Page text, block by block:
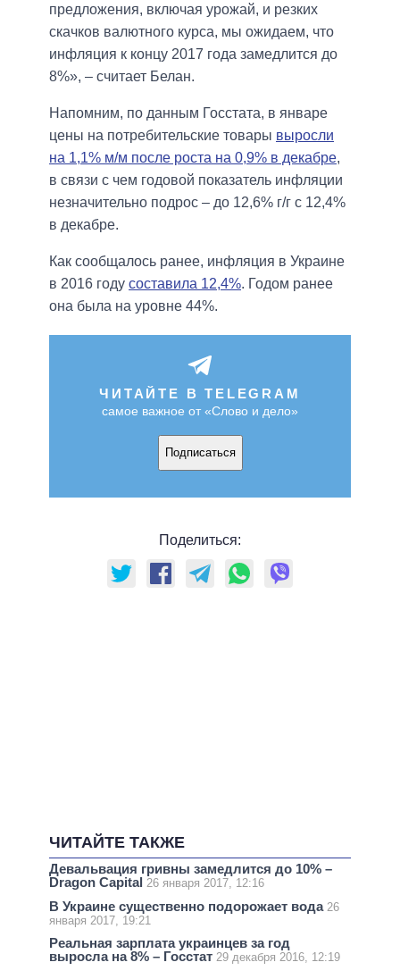
предложения, включая урожай, и резких
скачков валютного курса, мы ожидаем, что
инфляция к концу 2017 года замедлится до
8%», – считает Белан.
Напомним, по данным Госстата, в январе
цены на потребительские товары выросли
на 1,1% м/м после роста на 0,9% в декабре,
в связи с чем годовой показатель инфляции
незначительно подрос – до 12,6% г/г с 12,4%
в декабре.
Как сообщалось ранее, инфляция в Украине
в 2016 году составила 12,4%. Годом ранее
она была на уровне 44%.
ЧИТАЙТЕ В TELEGRAM
самое важное от «Слово и дело»
Подписаться
Поделиться:
ЧИТАЙТЕ ТАКЖЕ
Девальвация гривны замедлится до 10% –
Dragon Capital 26 января 2017, 12:16
В Украине существенно подорожает вода 26
января 2017, 19:21
Реальная зарплата украинцев за год
выросла на 8% – Госстат 29 декабря 2016, 12:19